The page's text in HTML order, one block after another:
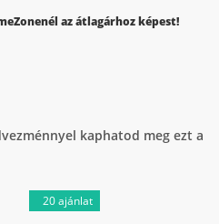
az átlagárhoz képest!
kaphatod meg ezt a
20 ajánlat